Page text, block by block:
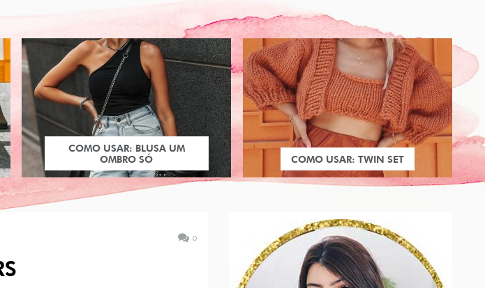
COMO USAR: BLUSA UM
OMBRO SÓ
COMO USAR: TWIN SET
0